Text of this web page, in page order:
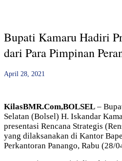
Bupati Kamaru Hadiri
dari Para Pimpinan
April 28, 2021
KilasBMR.Com,BOLSEL –
Selatan (Bolsel) H. Iskandar
presentasi Rencana Strategis
yang dilaksanakan di Kantor
Perkantoran Panango, Rabu (28/